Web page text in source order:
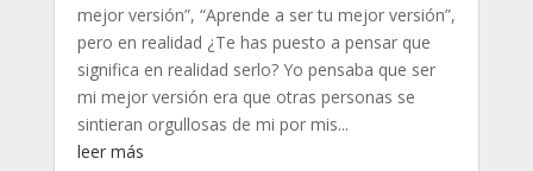
mejor versión”, “Aprende a ser tu mejor versión”,
pero en realidad ¿Te has puesto a pensar que
significa en realidad serlo? Yo pensaba que ser
mi mejor versión era que otras personas se
sintieran orgullosas de mi por mis...
leer más